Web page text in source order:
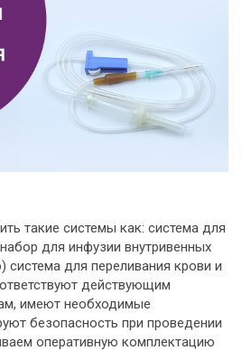
такие системы как: система для
для инфузии внутривенных
система для переливания крови и
действующим
имеют необходимые
безопасность при проведении
оперативную комплектацию